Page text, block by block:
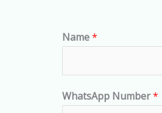
Name*
WhatsApp Number*